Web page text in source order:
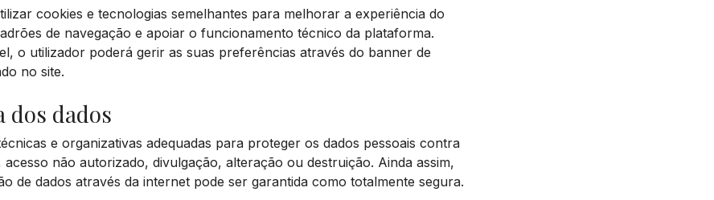
cookies e tecnologias semelhantes para melhorar a experiência do
de navegação e apoiar o funcionamento técnico da plataforma.
o utilizador poderá gerir as suas preferências através do banner de
no site.
dos dados
e organizativas adequadas para proteger os dados pessoais contra
acesso não autorizado, divulgação, alteração ou destruição. Ainda assim,
de dados através da internet pode ser garantida como totalmente segura.